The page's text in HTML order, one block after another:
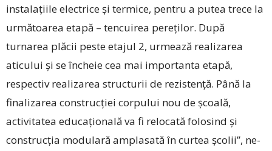
instalațiile electrice și termice, pentru a putea trece la
următoarea etapă – tencuirea pereților. După
turnarea plăcii peste etajul 2, urmează realizarea
aticului și se încheie cea mai importanta etapă,
respectiv realizarea structurii de rezistență. Până la
finalizarea construcției corpului nou de școală,
activitatea educațională va fi relocată folosind și
construcția modulară amplasată în curtea școlii”, ne-